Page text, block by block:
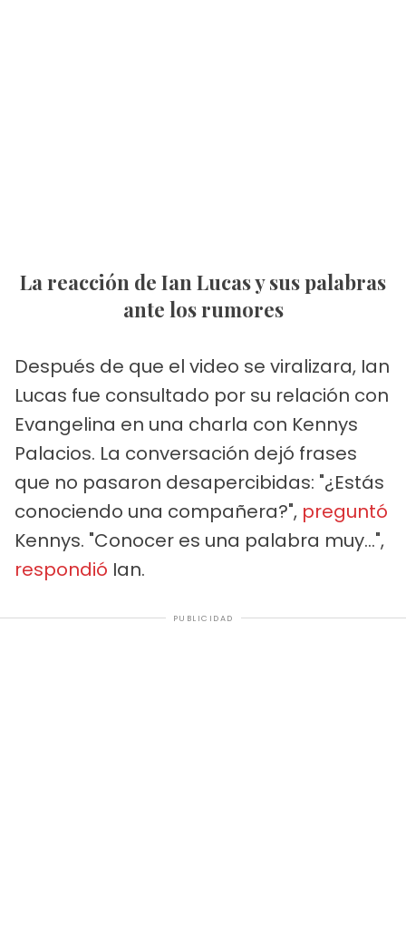
La reacción de Ian Lucas y sus palabras
ante los rumores
Después de que el video se viralizara, Ian
Lucas fue consultado por su relación con
Evangelina en una charla con Kennys
Palacios. La conversación dejó frases
que no pasaron desapercibidas: "¿Estás
conociendo una compañera?", preguntó
Kennys. "Conocer es una palabra muy...",
respondió Ian.
PUBLICIDAD